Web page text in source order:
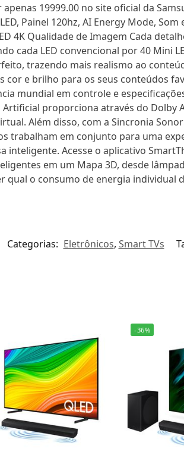
19999.00 no site oficial da
Painel 120hz, AI Energy Mode,
4K Qualidade de Imagem Cada
cada LED convencional por 40 Mini
trazendo mais realismo ao
e brilho para os seus conteúdos
mundial em controle e
proporciona através do Dolby
Além disso, com a Sincronia
trabalham em conjunto para uma
inteligente. Acesse o aplicativo
em um Mapa 3D, desde
o consumo de energia individual
Categorias: Eletrônicos, Smart TVs
-36%